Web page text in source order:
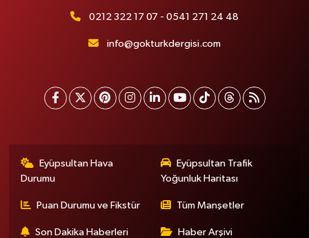
0212 322 17 07 - 0541 271 24 48
info@gokturkdergisi.com
Eyüpsultan Hava
Durumu
Eyüpsultan Trafik
Yoğunluk Haritası
Puan Durumu ve Fikstür Tüm Manşetler
Son Dakika Haberleri Haber Arşivi